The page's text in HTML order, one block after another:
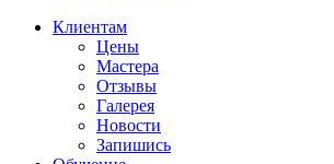
Клиентам
Цены
Мастера
Отзывы
Галерея
Новости
Запишись